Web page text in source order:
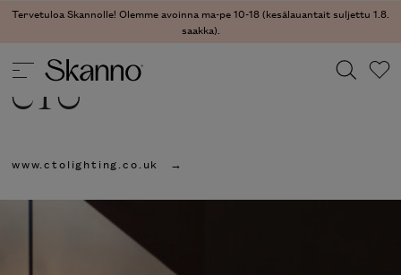
Tervetuloa Skannolle! Olemme avoinna ma-pe 10-18 (kesälauantait suljettu 1.8.
saakka).
Type 2 or more characters for results.
CTO
www.ctolighting.co.uk